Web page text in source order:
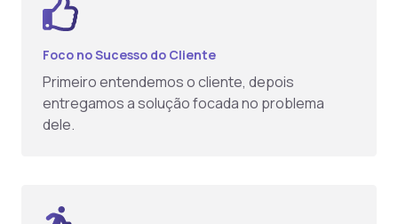
Foco no Sucesso do Cliente
Primeiro entendemos o cliente, depois
entregamos a solução focada no problema
dele.